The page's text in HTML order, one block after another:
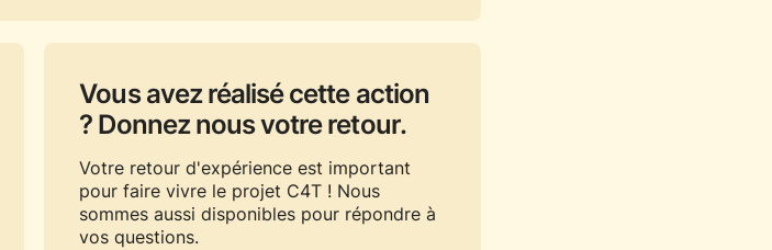
Vous avez réalisé cette action
? Donnez nous votre retour.
Votre retour d'expérience est important
pour faire vivre le projet C4T ! Nous
sommes aussi disponibles pour répondre à
vos questions.